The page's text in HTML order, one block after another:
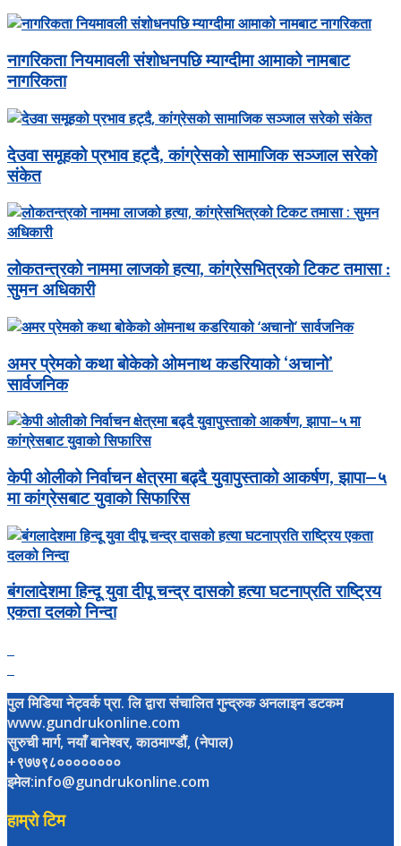
नागरिकता नियमावली संशोधनपछि म्याग्दीमा आमाको नामबाट
नागरिकता
देउवा समूहको प्रभाव हट्दै, कांग्रेसको सामाजिक सञ्जाल सरेको
संकेत
लोकतन्त्रको नाममा लाजको हत्या, कांग्रेसभित्रको टिकट तमासा :
सुमन अधिकारी
अमर प्रेमको कथा बोकेको ओमनाथ कडरियाको ‘अचानो’
सार्वजनिक
केपी ओलीको निर्वाचन क्षेत्रमा बढ्दै युवापुस्ताको आकर्षण, झापा–५
मा कांग्रेसबाट युवाको सिफारिस
बंगलादेशमा हिन्दू युवा दीपू चन्द्र दासको हत्या घटनाप्रति राष्ट्रिय
एकता दलको निन्दा
पुल मिडिया नेट्वर्क प्रा. लि द्वारा संचालित गुन्द्रुक अनलाइन डटकम
www.gundrukonline.com
सुरुची मार्ग, नयाँ बानेश्वर, काठमाण्डौैं, (नेपाल)
+९७७९८००००००००
इमेल:info@gundrukonline.com
हाम्रो टिम